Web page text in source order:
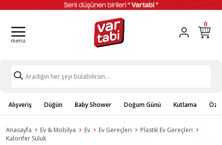
0
Alışveriş Düğün Baby Shower Doğum Günü Kutlama
Anasayfa Ev & Mobilya Ev Ev Gereçleri
Plastik Ev Gereçleri
Kalorifer Suluk